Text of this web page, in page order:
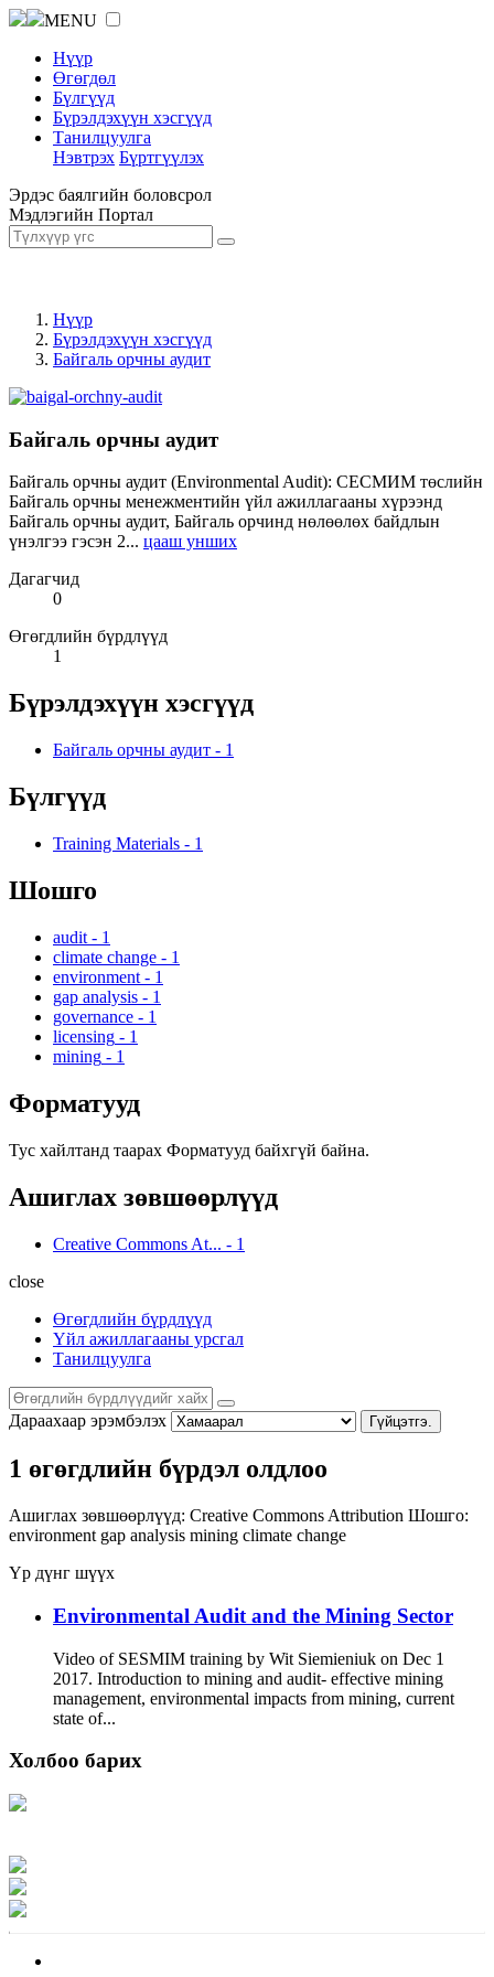
MENU
Нүүр
Өгөгдөл
Бүлгүүд
Бүрэлдэхүүн хэсгүүд
Танилцуулга
Нэвтрэх Бүртгүүлэх
Эрдэс баялгийн боловсрол
Мэдлэгийн Портал
Нүүр
Бүрэлдэхүүн хэсгүүд
Байгаль орчны аудит
Байгаль орчны аудит
Байгаль орчны аудит (Environmental Audit): СЕСМИМ төслийн
Байгаль орчны менежментийн үйл ажиллагааны хүрээнд
Байгаль орчны аудит, Байгаль орчинд нөлөөлөх байдлын
үнэлгээ гэсэн 2... цааш унших
Дагагчид
0
Өгөгдлийн бүрдлүүд
1
Бүрэлдэхүүн хэсгүүд
Байгаль орчны аудит - 1
Бүлгүүд
Training Materials - 1
Шошго
audit - 1
climate change - 1
environment - 1
gap analysis - 1
governance - 1
licensing - 1
mining - 1
Форматууд
Тус хайлтанд таарах Форматууд байхгүй байна.
Ашиглах зөвшөөрлүүд
Creative Commons At... - 1
close
Өгөгдлийн бүрдлүүд
Үйл ажиллагааны урсгал
Танилцуулга
Дараахаар эрэмбэлэх Гүйцэтгэ.
1 өгөгдлийн бүрдэл олдлоо
Ашиглах зөвшөөрлүүд: Creative Commons Attribution Шошго:
environment gap analysis mining climate change
Үр дүнг шүүх
Environmental Audit and the Mining Sector
Video of SESMIM training by Wit Siemieniuk on Dec 1
2017. Introduction to mining and audit- effective mining
management, environmental impacts from mining, current
state of...
Холбоо барих